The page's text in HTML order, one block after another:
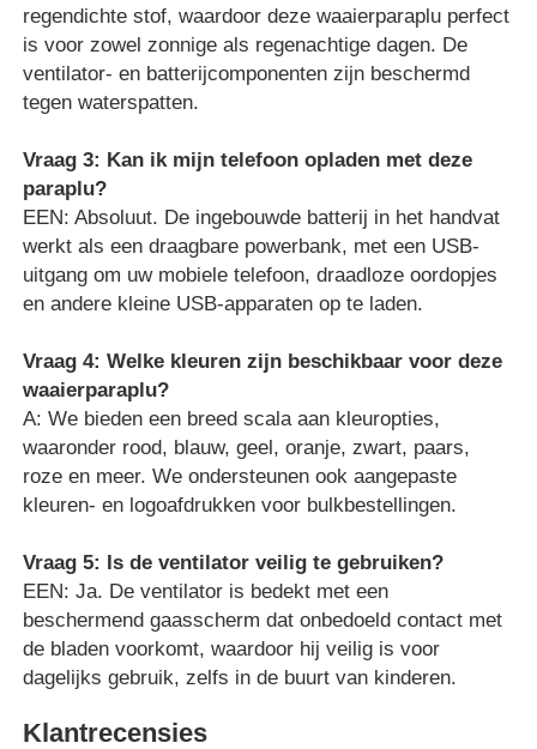
regendichte stof, waardoor deze waaierparaplu perfect
is voor zowel zonnige als regenachtige dagen. De
ventilator- en batterijcomponenten zijn beschermd
tegen waterspatten.
Vraag 3: Kan ik mijn telefoon opladen met deze
paraplu?
EEN: Absoluut. De ingebouwde batterij in het handvat
werkt als een draagbare powerbank, met een USB-
uitgang om uw mobiele telefoon, draadloze oordopjes
en andere kleine USB-apparaten op te laden.
Vraag 4: Welke kleuren zijn beschikbaar voor deze
waaierparaplu?
A: We bieden een breed scala aan kleuropties,
waaronder rood, blauw, geel, oranje, zwart, paars,
roze en meer. We ondersteunen ook aangepaste
kleuren- en logoafdrukken voor bulkbestellingen.
Vraag 5: Is de ventilator veilig te gebruiken?
EEN: Ja. De ventilator is bedekt met een
beschermend gaasscherm dat onbedoeld contact met
de bladen voorkomt, waardoor hij veilig is voor
dagelijks gebruik, zelfs in de buurt van kinderen.
Klantrecensies